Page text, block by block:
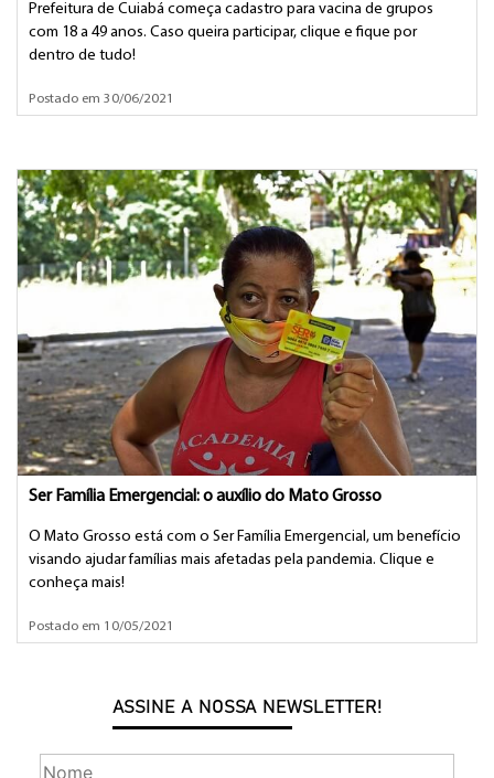
Prefeitura de Cuiabá começa cadastro para vacina de grupos
com 18 a 49 anos. Caso queira participar, clique e fique por
dentro de tudo!
Postado em 30/06/2021
Ser Família Emergencial: o auxílio do Mato Grosso
O Mato Grosso está com o Ser Família Emergencial, um benefício
visando ajudar famílias mais afetadas pela pandemia. Clique e
conheça mais!
Postado em 10/05/2021
ASSINE A NOSSA NEWSLETTER!